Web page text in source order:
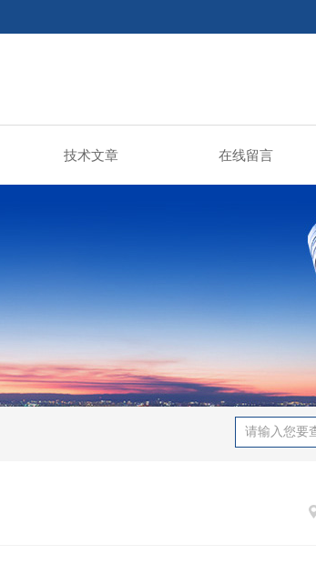
技术文章 在线留言